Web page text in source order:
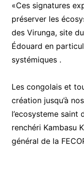
«Ces signatures
préserver les
des Virunga, site
Édouard en
systémiques .
Les congolais et
création jusqu’à
l’ecosysteme saint
renchéri Kambasu
général de la